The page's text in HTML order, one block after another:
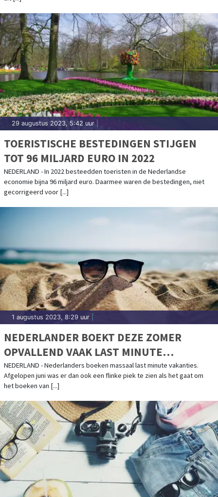
29 augustus 2023, 5:42 uur
TOERISTISCHE BESTEDINGEN STIJGEN
TOT 96 MILJARD EURO IN 2022
NEDERLAND - In 2022 besteedden toeristen in de Nederlandse
economie bijna 96 miljard euro. Daarmee waren de bestedingen, niet
gecorrigeerd voor [...]
1 augustus 2023, 8:29 uur
NEDERLANDER BOEKT DEZE ZOMER
OPVALLEND VAAK LAST MINUTE
VAKANTIE
NEDERLAND - Nederlanders boeken massaal last minute vakanties.
Afgelopen juni was er dan ook een flinke piek te zien als het gaat om
het boeken van [...]